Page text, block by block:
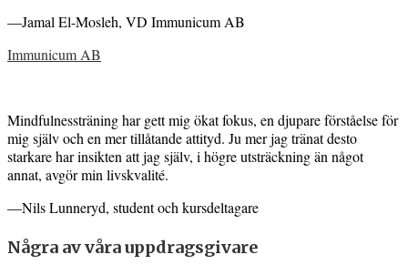
—Jamal El-Mosleh, VD Immunicum AB
Immunicum AB
Mindfulnessträning har gett mig ökat fokus, en djupare förståelse för
mig själv och en mer tillåtande attityd. Ju mer jag tränat desto
starkare har insikten att jag själv, i högre utsträckning än något
annat, avgör min livskvalité.
—Nils Lunneryd, student och kursdeltagare
Några av våra uppdragsgivare